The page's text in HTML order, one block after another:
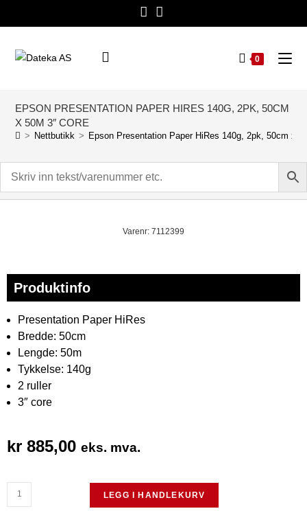
0
EPSON PRESENTATION PAPER HIRES 140G, 2PK, 50CM
X 50M 3″ CORE
> Nettbutikk > Epson Presentation Paper HiRes 140g, 2pk, 50cm x
Varenr: 7112399
Produktinfo
Presentation Paper HiRes
Bredde: 50cm
Lengde: 50m
Tykkelse: 140g
2 ruller
3″ core
kr 885,00 eks. mva.
LEGG I HANDLEKURV